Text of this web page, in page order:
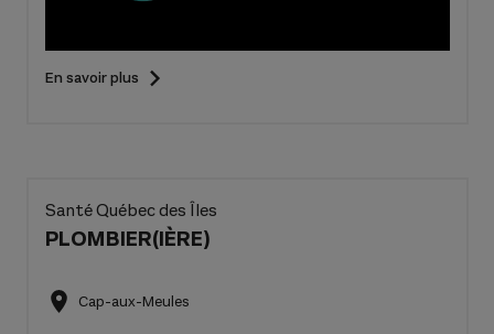
En savoir plus
Santé Québec des Îles
PLOMBIER(IÈRE)
Cap-aux-Meules